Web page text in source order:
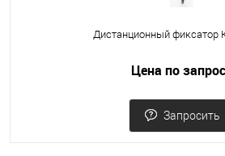
Дистанционный фиксатор
Цена по
Запросить